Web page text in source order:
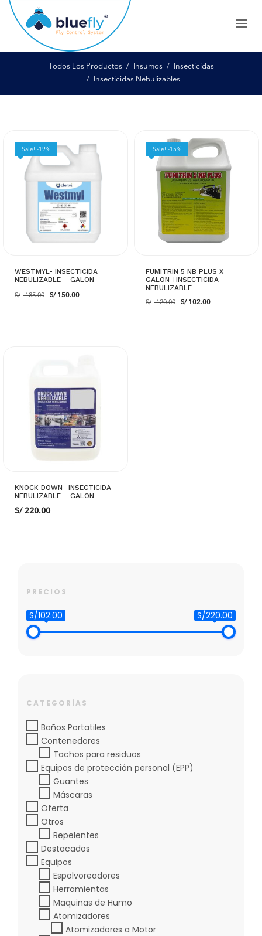
Todos Los Productos Insumos
Insecticidas
Insecticidas Nebulizables
Sale! -19%
WESTMYL- INSECTICIDA
NEBULIZABLE – GALON
S/ 185.00
El
S/ 150.00El
Sale! -15%
FUMITRIN 5 NB PLUS X
GALON ǀ INSECTICIDA
NEBULIZABLE
S/ 120.00
El
S/ 102.00El
KNOCK DOWN- INSECTICIDA
NEBULIZABLE – GALON
S/220.00
PRECIOS
S/102.00 S/220.00
CATEGORÍAS
Baños Portatiles
Contenedores
Tachos para residuos
Equipos de protección personal (EPP)
Guantes
Máscaras
Oferta
Otros
Repelentes
Destacados
Equipos
Espolvoreadores
Herramientas
Maquinas de Humo
Atomizadores
Atomizadores a Motor